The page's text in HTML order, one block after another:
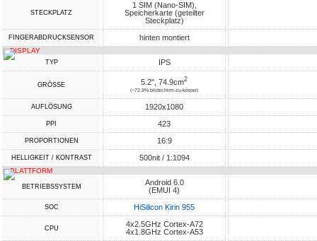
STECKPLATZ
1 SIM (Nano-SIM),
Speicherkarte (geteilter
Steckplatz)
FINGERABDRUCKSENSOR hinten montiert
DISPLAY
TYP IPS
GRÖSSE 5.2", 74.9cm2
(~72.9% bildschirm-zu-körper)
AUFLÖSUNG 1920x1080
PPI 423
PROPORTIONEN 16:9
HELLIGKEIT / KONTRAST 500nit / 1:1094
PLATTFORM
BETRIEBSSYSTEM
Android 6.0
(EMUI 4)
SOC HiSilicon Kirin 955
CPU
4x2.5GHz Cortex-A72
4x1.8GHz Cortex-A53